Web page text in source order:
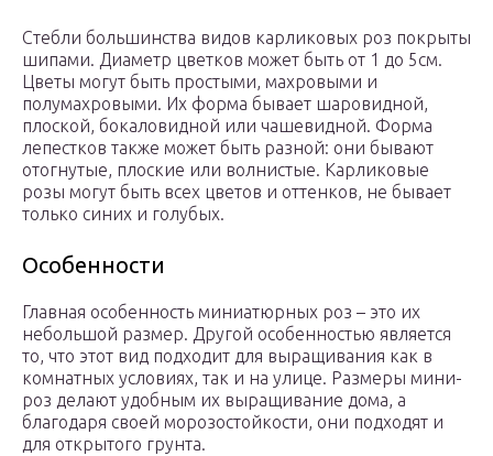
Стебли большинства видов карликовых роз покрыты
шипами. Диаметр цветков может быть от 1 до 5см.
Цветы могут быть простыми, махровыми и
полумахровыми. Их форма бывает шаровидной,
плоской, бокаловидной или чашевидной. Форма
лепестков также может быть разной: они бывают
отогнутые, плоские или волнистые. Карликовые
розы могут быть всех цветов и оттенков, не бывает
только синих и голубых.
Особенности
Главная особенность миниатюрных роз – это их
небольшой размер. Другой особенностью является
то, что этот вид подходит для выращивания как в
комнатных условиях, так и на улице. Размеры мини-
роз делают удобным их выращивание дома, а
благодаря своей морозостойкости, они подходят и
для открытого грунта.